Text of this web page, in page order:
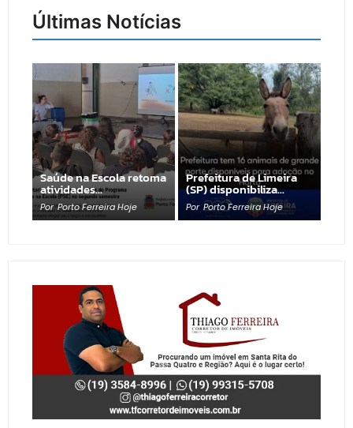
Últimas Notícias
Saúde na Escola retoma
atividades…
Por Porto Ferreira Hoje
Prefeitura de Limeira
(SP) disponibiliza…
Por Porto Ferreira Hoje